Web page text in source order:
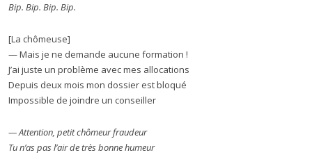
Bip. Bip. Bip. Bip.
[La chômeuse]
— Mais je ne demande aucune formation !
J’ai juste un problème avec mes allocations
Depuis deux mois mon dossier est bloqué
Impossible de joindre un conseiller
— Attention, petit chômeur fraudeur
Tu n’as pas l’air de très bonne humeur